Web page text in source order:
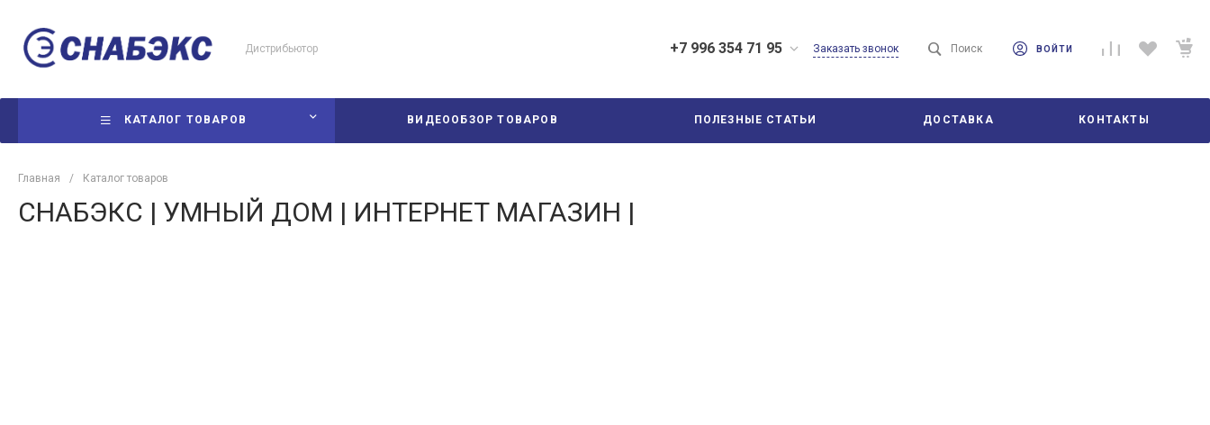
Дистрибьютор +7 996 354 71 95
Cб-Вс: Выходной
Заказать звонок Поиск ВОЙТИ
КАТАЛОГ ТОВАРОВ ВИДЕООБЗОР ТОВАРОВ ПОЛЕЗНЫЕ СТАТЬИ ДОСТАВКА КОНТАКТЫ
Главная / Каталог товаров
СНАБЭКС | УМНЫЙ ДОМ | ИНТЕРНЕТ МАГАЗИН |